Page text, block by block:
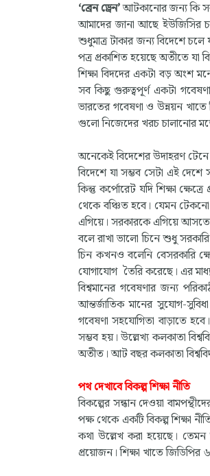
‘ব্রেন ড্রেন’আটকানোর জন্য কি
আমাদের জানা আছে ইউজিসির
শুধুমাত্র টাকার জন্য বিদেশে
পত্র প্রকাশিত হয়েছে অতীতে যা
শিক্ষা বিদদের একটা বড় অংশ
সব কিছু গুরুত্বপূর্ণ একটা
ভারতের গবেষণা ও উন্নয়ন খাতে
গুলো নিজেদের খরচ চালানোর
অনেকেই বিদেশের উদাহরণ টেনে
বিদেশে যা সম্ভব সেটা এই দেশে
কিন্তু কর্পোরেট যদি শিক্ষা
থেকে বঞ্চিত হবে। যেমন
এগিয়ে। সরকারকে এগিয়ে আসতে
বলে রাখা ভালো চিনে শুধু
চিন কখনও বলেনি বেসরকারি
যোগাযোগ তৈরি করেছে। এর
বিশ্বমানের গবেষণার জন্য
আন্তর্জাতিক মানের সুযোগ-
গবেষণা সহযোগিতা বাড়াতে
সম্ভব হয়। উল্লেখ্য কলকাতা
অতীত। আট বছর কলকাতা
পথ দেখাবে বিকল্প শিক্ষা নীতি
বিকল্পের সন্ধান দেওয়া
পক্ষ থেকে একটি বিকল্প শিক্ষা
কথা উল্লেখ করা হয়েছে। তেমন
প্রয়োজন। শিক্ষা খাতে জিডিপির